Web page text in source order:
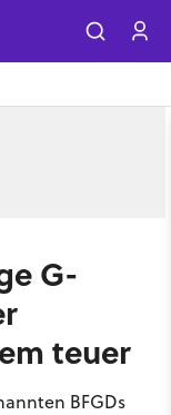
G-
teuer
BFGDs